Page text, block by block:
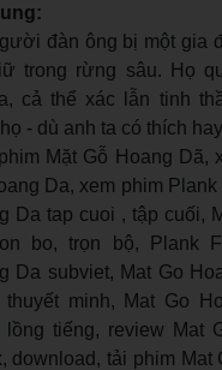
đàn ông bị một gia
trong rừng sâu. Họ
cả thể xác lẫn tinh
- dù anh ta có thích
Mặt Gỗ Hoang Dã,
Da, xem phim Plank
Da tap cuoi , tập cuối,
bo, trọn bộ, Plank
Da subviet, Mat Go
thuyết minh, Mat Go
lồng tiếng, review Mat
download, tải phim Mat